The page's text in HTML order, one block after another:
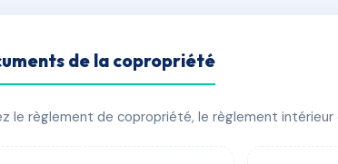
ASSELINE
76200 Dieppe
de la copropriété
le règlement de copropriété, le règlement intérieur